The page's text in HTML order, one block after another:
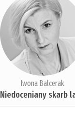
Iwona Balcerak
Niedoceniany skarb